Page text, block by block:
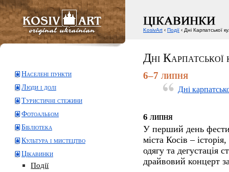
Дні
Населені пункти
Люди і долі
Туристичні стежини
Фотоальбом
Бібліотека
Культура і мистецтво
Цікавинки
Події
6–7 липня
Дні
6 липня
У перший день
міста Косів –
одягу та дегустація
драйвовий концерт
KosivArt ‹ Події ‹ Дні Карпатської